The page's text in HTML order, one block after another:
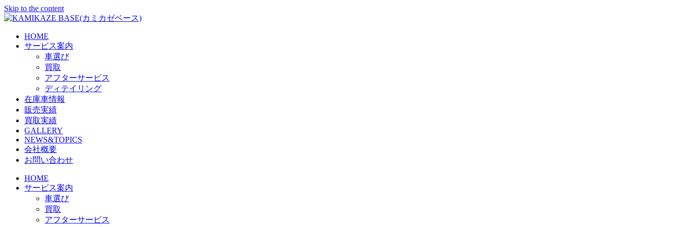
Skip to the content
HOME
サービス案内
車選び
買取
アフターサービス
ディテイリング
在庫車情報
販売実績
買取実績
GALLERY
NEWS&TOPICS
会社概要
お問い合わせ
HOME
サービス案内
車選び
買取
アフターサービス